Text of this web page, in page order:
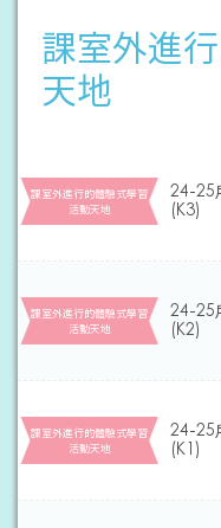
課室外進
天地
課室外進行的體驗式學習
活動天地
24-25
(K3)
課室外進行的體驗式學習
活動天地
24-25
(K2)
課室外進行的體驗式學習
活動天地
24-25
(K1)